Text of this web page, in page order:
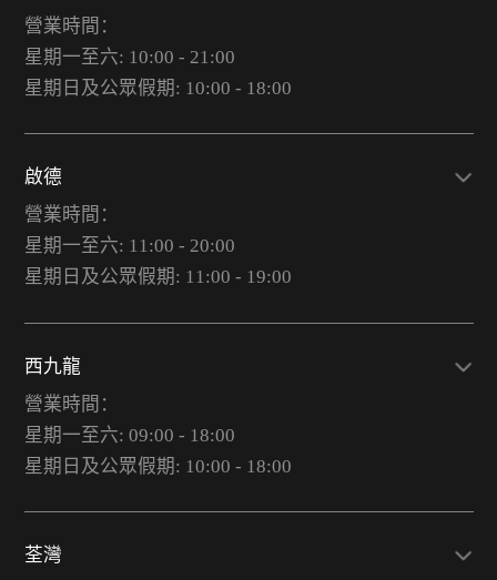
營業時間：
星期一至六: 10:00 - 21:00
星期日及公眾假期: 10:00 - 18:00
啟德
營業時間：
星期一至六: 11:00 - 20:00
星期日及公眾假期: 11:00 - 19:00
西九龍
營業時間：
星期一至六: 09:00 - 18:00
星期日及公眾假期: 10:00 - 18:00
荃灣